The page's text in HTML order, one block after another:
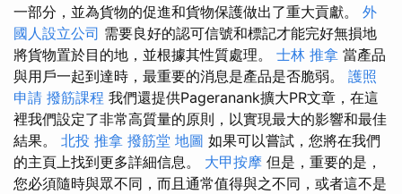
一部分，並為貨物的促進和貨物保護做出了重大貢獻。 外
國人設立公司 需要良好的認可信號和標記才能完好無損地
將貨物置於目的地，並根據其性質處理。 士林 推拿 當產品
與用戶一起到達時，最重要的消息是產品是否脆弱。 護照
申請 撥筋課程 我們還提供Pageranank擴大PR文章，在這
裡我們設定了非常高質量的原則，以實現最大的影響和最佳
結果。 北投 推拿 撥筋堂 地圖 如果可以嘗試，您將在我們
的主頁上找到更多詳細信息。 大甲按摩 但是，重要的是，
您必須隨時與眾不同，而且通常值得與之不同，或者這不是